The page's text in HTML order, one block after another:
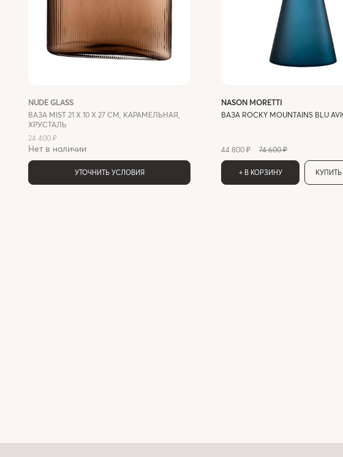
NUDE GLASS
ВАЗА MIST 21 Х 10 Х 27 СМ, КАРАМЕЛЬНАЯ,
ХРУСТАЛЬ
24 400 ₽
Нет в наличии
УТОЧНИТЬ УСЛОВИЯ
NASON MORETTI
ВАЗА ROCKY MOUNTAINS BLU
44 800 ₽ 74 600 ₽
+ В КОРЗИНУ КУПИТЬ